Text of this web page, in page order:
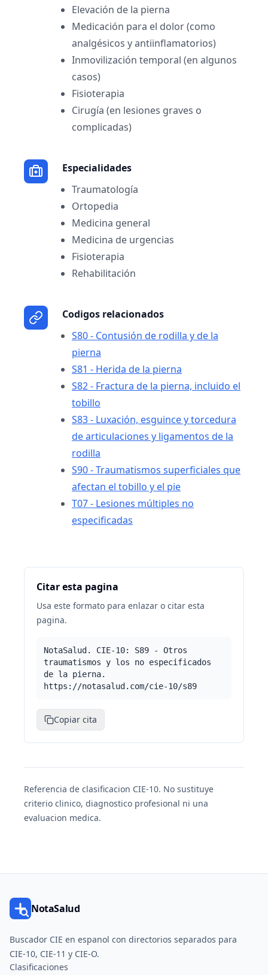
Elevación de la pierna
Medicación para el dolor (como
analgésicos y antiinflamatorios)
Inmovilización temporal (en algunos
casos)
Fisioterapia
Cirugía (en lesiones graves o
complicadas)
Especialidades
Traumatología
Ortopedia
Medicina general
Medicina de urgencias
Fisioterapia
Rehabilitación
Codigos relacionados
S80 - Contusión de rodilla y de la
pierna
S81 - Herida de la pierna
S82 - Fractura de la pierna, incluido el
tobillo
S83 - Luxación, esguince y torcedura
de articulaciones y ligamentos de la
rodilla
S90 - Traumatismos superficiales que
afectan el tobillo y el pie
T07 - Lesiones múltiples no
especificadas
Citar esta pagina
Usa este formato para enlazar o citar esta
pagina.
NotaSalud. CIE-10: S89 - Otros
traumatismos y los no especificados
de la pierna.
https://notasalud.com/cie-10/s89
Copiar cita
Referencia de clasificacion CIE-10. No sustituye
criterio clinico, diagnostico profesional ni una
evaluacion medica.
NotaSalud
Buscador CIE en espanol con directorios separados para
CIE-10, CIE-11 y CIE-O.
Clasificaciones